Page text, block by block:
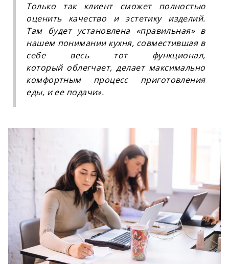
Только так клиент сможет полностью
оценить качество и эстетику изделий.
Там будет установлена «правильная» в
нашем понимании кухня, совместившая в
себе весь тот функционал,
который облегчает, делает максимально
комфортным процесс приготовления
еды, и ее подачи».